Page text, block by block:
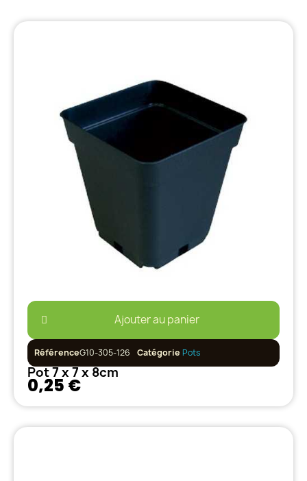
Ajouter au panier
RéférenceG10-305-126 Catégorie Pots
Pot 7 x 7 x 8cm
0,25 €